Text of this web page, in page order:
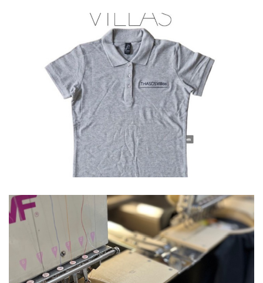
Polo Ξενοδοχεία